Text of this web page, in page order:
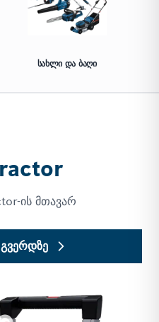
ᲡᲐᲮᲚᲘ ᲓᲐ ᲑᲐᲦᲘ
ის მთავარ